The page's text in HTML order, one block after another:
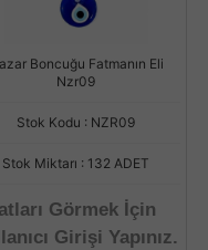
Boncuğu Fatmanın Eli
Nzr09
Stok Kodu : NZR09
Stok Miktarı : 132 ADET
Görmek İçin
Girişi Yapınız.